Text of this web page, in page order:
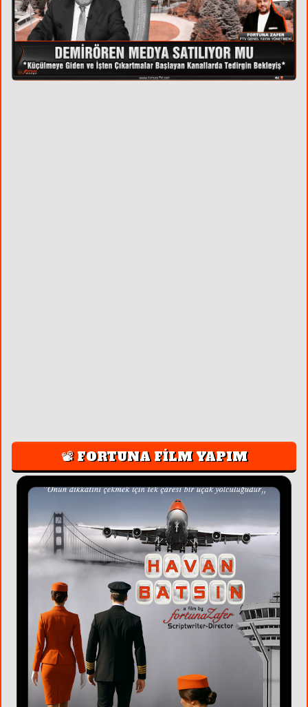
📽️ FORTUNA FİLM YAPIM